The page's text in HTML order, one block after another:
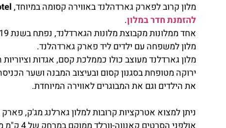
מלון קרוב לפארק גארדהלנד באווירה קסומה במיוחד,
להזמנת חדר במלון.
מלון למשפחה עם ילדים ליד פארק גארדהלנד.
מלון גארדלנד מעוצב כולו כממלכת קסם, אגדות
ירוקה מטופחת בסגנון קסום ובעיצוב המבנה ושער
את הילדים וגם את המבוגרים לאווירה המיוחדת.